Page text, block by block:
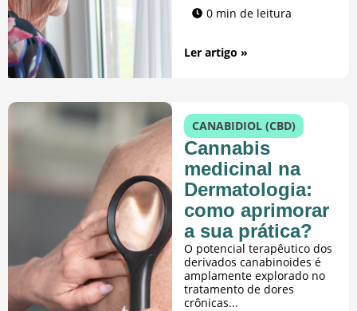
0 min de leitura
Ler artigo »
CANABIDIOL (CBD)
Cannabis
medicinal na
Dermatologia:
como aprimorar
a sua prática?
O potencial terapêutico dos
derivados canabinoides é
amplamente explorado no
tratamento de dores
crônicas...